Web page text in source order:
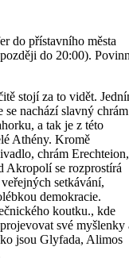
do přístavního města
do 20:00).
stojí za to vidět.
se nachází slavný chrám
a tak je z této
Athény. Kromě
chrám Erechteion,
Akropolí se rozprostírá
setkávání,
demokracie.
koutku., kde
své myšlenky
jsou Glyfada, Alimos